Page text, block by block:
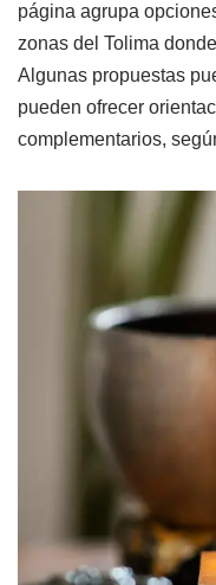
página agrupa
zonas del Tolima
Algunas propuestas
pueden ofrecer
complementarios,